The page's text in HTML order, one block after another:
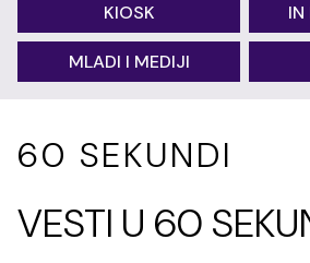
KIOSK IN
MLADI I MEDIJI
60 SEKUNDI
VESTI U 60